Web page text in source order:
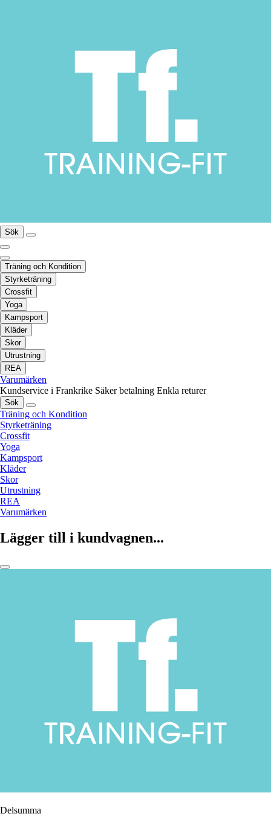
Sök
Träning och Kondition
Styrketräning
Crossfit
Yoga
Kampsport
Kläder
Skor
Utrustning
REA
Varumärken
Kundservice i Frankrike Säker betalning Enkla returer
Sök
Träning och Kondition
Styrketräning
Crossfit
Yoga
Kampsport
Kläder
Skor
Utrustning
REA
Varumärken
Lägger till i kundvagnen...
Delsumma